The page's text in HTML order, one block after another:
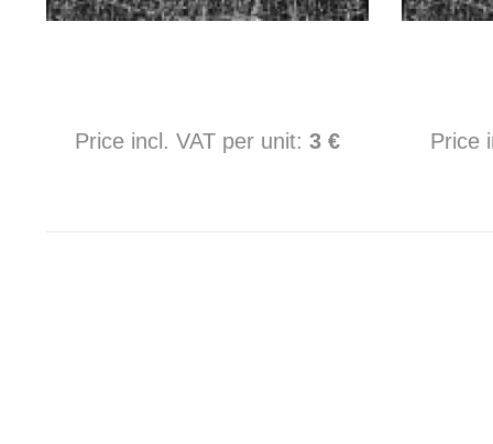
Price incl. VAT per unit:3 € Price